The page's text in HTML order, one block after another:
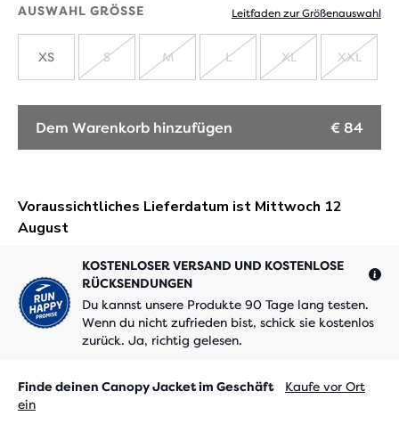
AUSWAHL GRÖSSE Leitfaden zur Größenauswahl
XS
AUSVERKAUFT
S
AUSVERKAUFT
M
AUSVERKAUFT
L XL XXL
Dem Warenkorb hinzufügen € 84
KOSTENLOSER VERSAND UND KOSTENLOSE
RÜCKSENDUNGEN
Du kannst unsere Produkte 90 Tage lang testen.
Wenn du nicht zufrieden bist, schick sie kostenlos
zurück. Ja, richtig gelesen.
Finde deinen Canopy Jacket im Geschäft
Kaufe vor Ort
ein